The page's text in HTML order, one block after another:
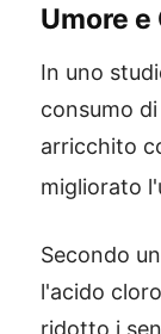
Umore
In uno
consumo
arricchito
migliorato
Secondo
l'acido
ridotto i